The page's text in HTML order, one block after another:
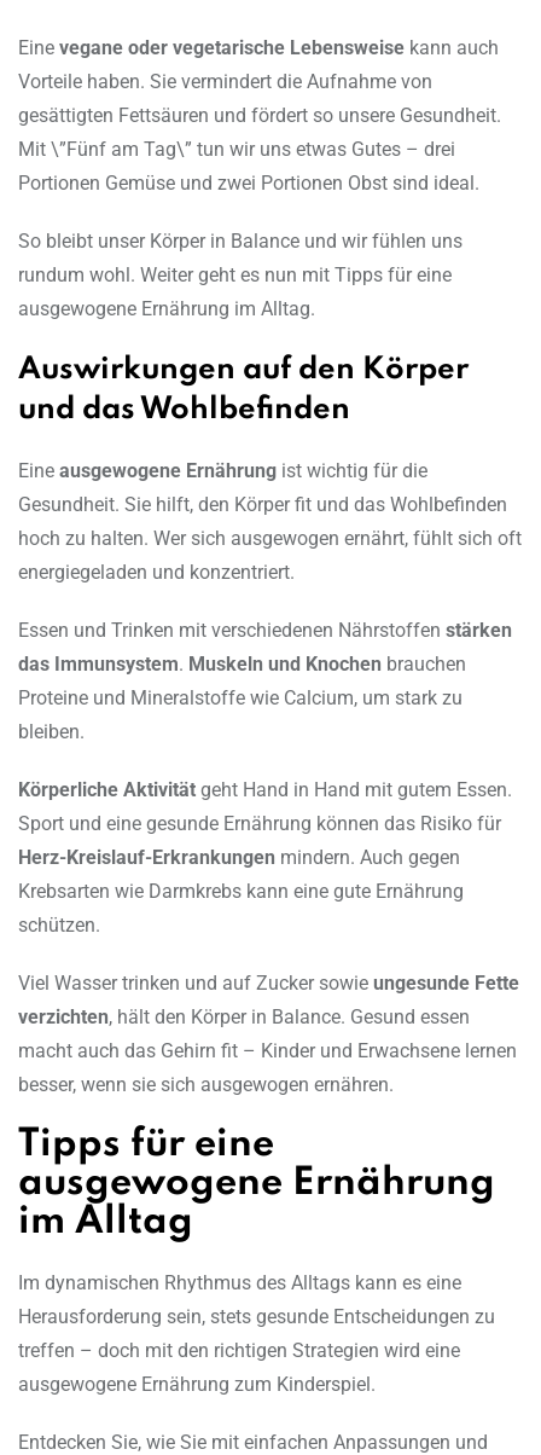
Eine vegane oder vegetarische Lebensweise kann auch
Vorteile haben. Sie vermindert die Aufnahme von
gesättigten Fettsäuren und fördert so unsere Gesundheit.
Mit \”Fünf am Tag\” tun wir uns etwas Gutes – drei
Portionen Gemüse und zwei Portionen Obst sind ideal.
So bleibt unser Körper in Balance und wir fühlen uns
rundum wohl. Weiter geht es nun mit Tipps für eine
ausgewogene Ernährung im Alltag.
Auswirkungen auf den Körper
und das Wohlbefinden
Eine ausgewogene Ernährung ist wichtig für die
Gesundheit. Sie hilft, den Körper fit und das Wohlbefinden
hoch zu halten. Wer sich ausgewogen ernährt, fühlt sich oft
energiegeladen und konzentriert.
Essen und Trinken mit verschiedenen Nährstoffen stärken
das Immunsystem. Muskeln und Knochen brauchen
Proteine und Mineralstoffe wie Calcium, um stark zu
bleiben.
Körperliche Aktivität geht Hand in Hand mit gutem Essen.
Sport und eine gesunde Ernährung können das Risiko für
Herz-Kreislauf-Erkrankungen mindern. Auch gegen
Krebsarten wie Darmkrebs kann eine gute Ernährung
schützen.
Viel Wasser trinken und auf Zucker sowie ungesunde Fette
verzichten, hält den Körper in Balance. Gesund essen
macht auch das Gehirn fit – Kinder und Erwachsene lernen
besser, wenn sie sich ausgewogen ernähren.
Tipps für eine
ausgewogene Ernährung
im Alltag
Im dynamischen Rhythmus des Alltags kann es eine
Herausforderung sein, stets gesunde Entscheidungen zu
treffen – doch mit den richtigen Strategien wird eine
ausgewogene Ernährung zum Kinderspiel.
Entdecken Sie, wie Sie mit einfachen Anpassungen und